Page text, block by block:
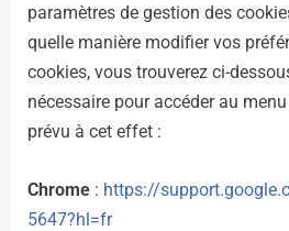
paramètres de gestion des
quelle manière modifier vos
cookies, vous trouverez ci-
nécessaire pour accéder au
prévu à cet effet :
Chrome : https://
5647?hl=fr